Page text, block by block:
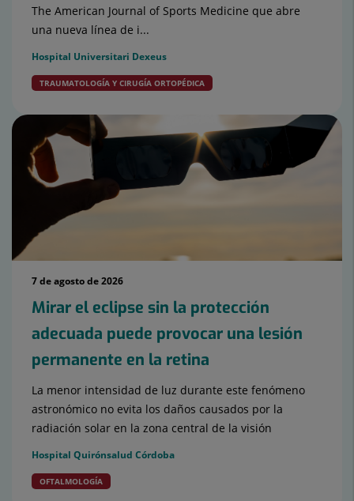
The American Journal of Sports Medicine que abre
una nueva línea de i...
Hospital Universitari Dexeus
TRAUMATOLOGÍA Y CIRUGÍA ORTOPÉDICA
7 de agosto de 2026
Mirar el eclipse sin la protección
adecuada puede provocar una lesión
permanente en la retina
La menor intensidad de luz durante este fenómeno
astronómico no evita los daños causados por la
radiación solar en la zona central de la visión
Hospital Quirónsalud Córdoba
OFTALMOLOGÍA